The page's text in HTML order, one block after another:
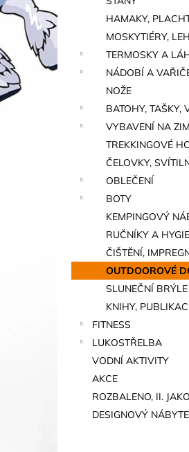
a
n
e
l
HAMAKY,
MOSKYTIÉRY,
TERMOSKY A
NÁDOBÍ A
NOŽE
BATOHY, TAŠKY,
VYBAVENÍ NA
TREKKINGOVÉ
ČELOVKY,
OBLEČENÍ
BOTY
KEMPINGOVÝ
RUČNÍKY A
ČIŠTĚNÍ,
OUTDOOROVÉ
SLUNEČNÍ BRÝLE
KNIHY,
FITNESS
LUKOSTŘELBA
VODNÍ AKTIVITY
AKCE
ROZBALENO, II.
DESIGNOVÝ